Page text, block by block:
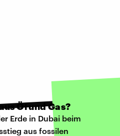
Öl und Gas?
Erde in Dubai beim
aus fossilen